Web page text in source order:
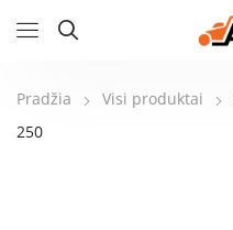
Pradžia Visi produktai
250